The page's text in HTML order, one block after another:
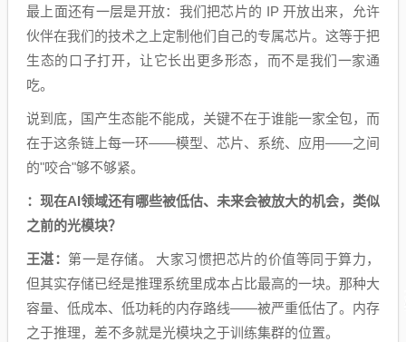
最上面还有一层是开放：我们把芯片的 IP 开放出来，允许
伙伴在我们的技术之上定制他们自己的专属芯片。这等于把
生态的口子打开，让它长出更多形态，而不是我们一家通
吃。
说到底，国产生态能不能成，关键不在于谁能一家全包，而
在于这条链上每一环——模型、芯片、系统、应用——之间
的"咬合"够不够紧。
：现在AI领域还有哪些被低估、未来会被放大的机会，类似
之前的光模块？
王湛： 第一是存储。 大家习惯把芯片的价值等同于算力，
但其实存储已经是推理系统里成本占比最高的一块。那种大
容量、低成本、低功耗的内存路线——被严重低估了。内存
之于推理，差不多就是光模块之于训练集群的位置。